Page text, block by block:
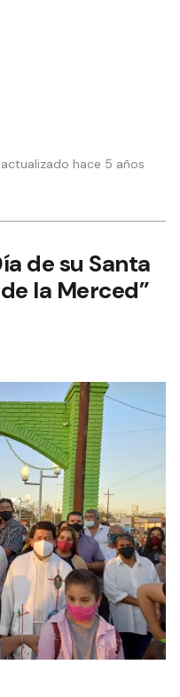
hace 5 años
de su Santa
la Merced”